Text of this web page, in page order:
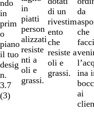
ndo
in
prim
o
piano
il tuo
desig
n.
3.7
(3)
in
piatti
person
alizzati
resiste
nti a
oli e
grassi.
di un
rivestim
ento
che
resiste a
oli e
grassi.
da
che
ina
ai